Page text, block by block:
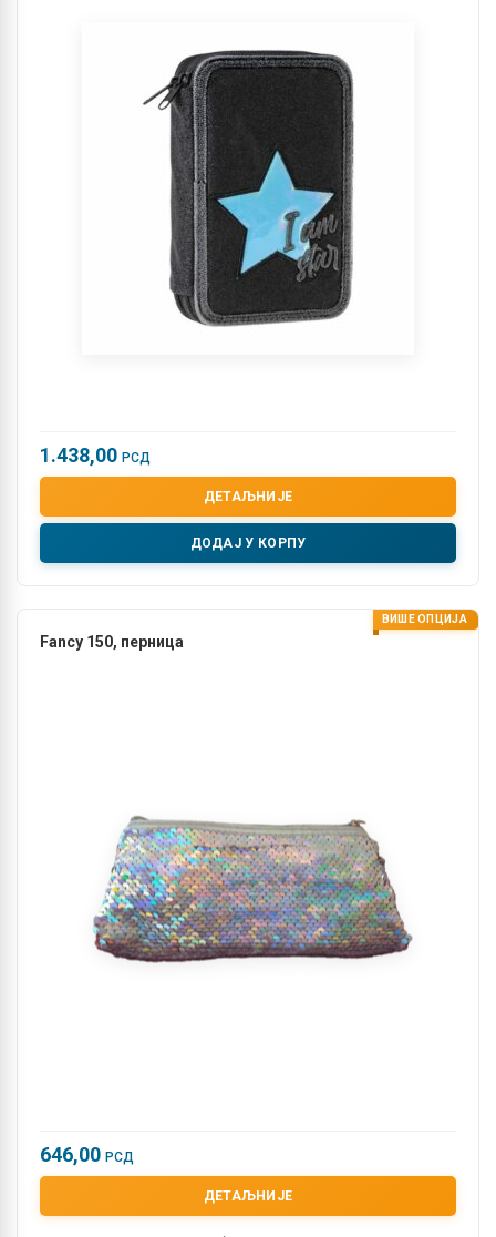
1.438,00 РСД
ДЕТАЉНИЈЕ
ДОДАЈ У КОРПУ
ВИШЕ ОПЦИЈА
Fancy 150, перница
646,00 РСД
ДЕТАЉНИЈЕ